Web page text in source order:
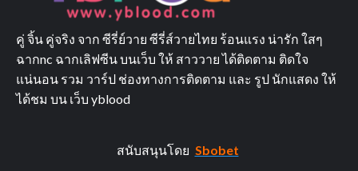
คู่ จิ้น คู่จริง จาก ซีรี่ย์วาย ซีรี่ส์วายไทย ร้อนแรง น่ารัก ใสๆ
ฉากnc ฉากเลิฟซีน บนเว็บ ให้ สาววาย ได้ติดตาม ติดใจ
แน่นอน รวม วาร์ป ช่องทางการติดตาม และ รูป นักแสดง ให้
ได้ชม บน เว็บ yblood
สนับสนุนโดย Sbobet